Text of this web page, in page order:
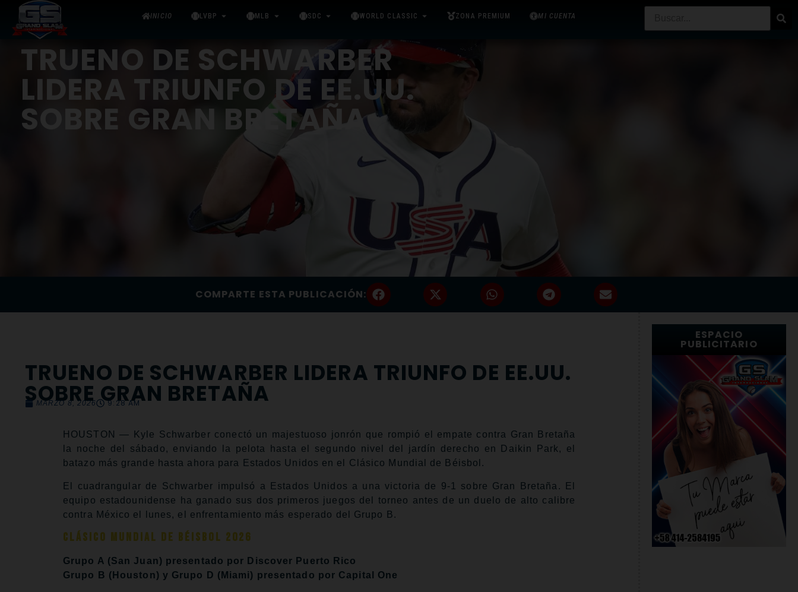
INICIO LVBP MLB SDC WORLD CLASSIC ZONA PREMIUM MI CUENTA
TRUENO DE SCHWARBER
LIDERA TRIUNFO DE EE.UU.
SOBRE GRAN BRETAÑA
COMPARTE ESTA PUBLICACIÓN:
TRUENO DE SCHWARBER LIDERA TRIUNFO DE EE.UU.
SOBRE GRAN BRETAÑA
MARZO 8, 2026 9:28 AM
HOUSTON — Kyle Schwarber conectó un majestuoso jonrón que rompió el empate contra Gran Bretaña
la noche del sábado, enviando la pelota hasta el segundo nivel del jardín derecho en Daikin Park, el
batazo más grande hasta ahora para Estados Unidos en el Clásico Mundial de Béisbol.
El cuadrangular de Schwarber impulsó a Estados Unidos a una victoria de 9-1 sobre Gran Bretaña. El
equipo estadounidense ha ganado sus dos primeros juegos del torneo antes de un duelo de alto calibre
contra México el lunes, el enfrentamiento más esperado del Grupo B.
Clásico Mundial de Béisbol 2026
Grupo A (San Juan) presentado por Discover Puerto Rico
Grupo B (Houston) y Grupo D (Miami) presentado por Capital One
ESPACIO
PUBLICITARIO